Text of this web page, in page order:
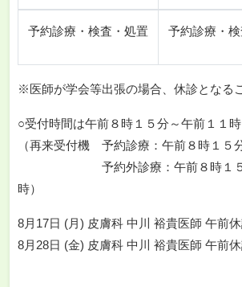
予約診療・検査・処置 予約診療・
※医師が学会等出張の場合、休診となる
○受付時間は午前８時１５分～午前１１時
（再来受付機 予約診療：午前８時１５
予約外診療：午前８時１５分
時）
8月17日 (月) 皮膚科 中川 裕貴医師 午前
8月28日 (金) 皮膚科 中川 裕貴医師 午前